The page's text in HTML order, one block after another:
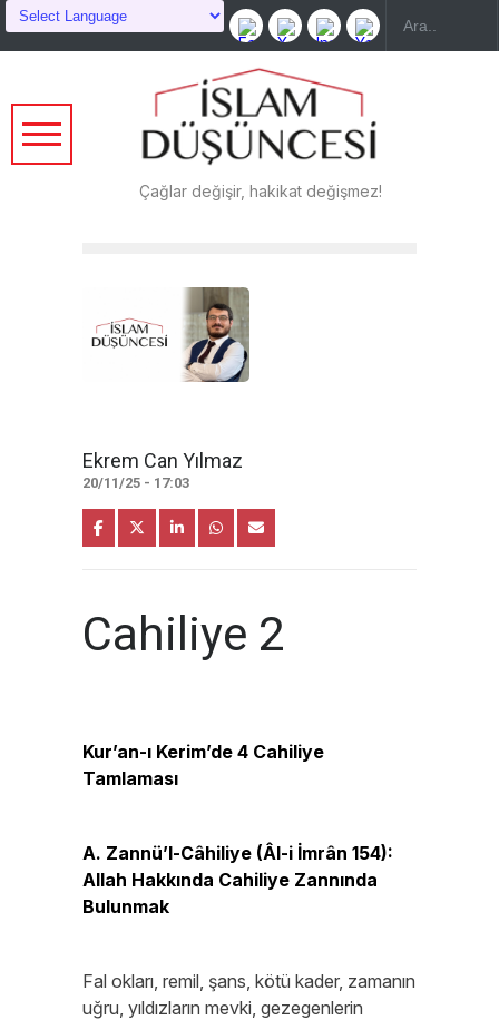
Çağlar değişir, hakikat değişmez!
Ekrem Can Yılmaz
20/11/25 - 17:03
Cahiliye 2
Kur’an-ı Kerim’de 4 Cahiliye
Tamlaması
A. Zannü’l-Câhiliye (Âl-i İmrân 154):
Allah Hakkında Cahiliye Zannında
Bulunmak
Fal okları, remil, şans, kötü kader, zamanın
uğru, yıldızların mevki, gezegenlerin